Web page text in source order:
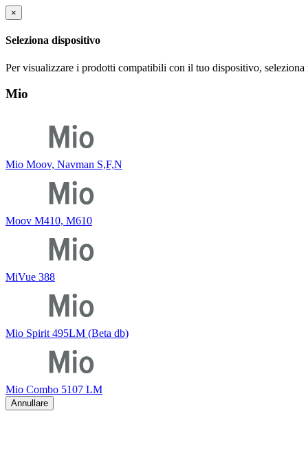
×
Seleziona dispositivo
Per visualizzare i prodotti compatibili con il tuo dispositivo,
Mio
Mio Moov, Navman S,F,N
Moov M410, M610
MiVue 388
Mio Spirit 495LM (Beta db)
Mio Combo 5107 LM
Annullare